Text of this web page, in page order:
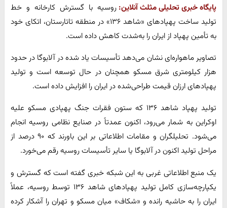
پایگاه خبری تحلیلی مثلث آنلاین: روسیه با گسترش کارخانه و خط
تولید ساخت پهپادهای «شاهد ۱۳۶» در منطقه تاتارستان، اتکای خود
به تأمین پهپاد از ایران را به‌شدت کاهش داده است.
تصاویر ماهواره‌ای نشان می‌دهد تأسیسات یاد شده در آلابوگا در حدود
هزار کیلومتری شرق مسکو همچنان در حال توسعه است و تولید
پهپادهای ارزان قیمت طراحی‌شده در ایران را افزایش داده است.
تولید پهپاد شاهد ۱۳۶ که ستون فقرات جنگ پهپادی مسکو علیه
اوکراین به شمار می‌رود، اکنون عمدتاً در صنایع نظامی روسیه انجام
می‌شود. تحلیلگران و مقامات اطلاعاتی بر این باورند که ۹۰ درصد از
مراحل تولید اکنون در آلابوگا یا سایر تأسیسات روسیه رقم می‌خورد.
یک منبع اطلاعاتی غربی به این شبکه خبری گفته است که گسترش و
یکپارچه‌سازی کامل تولید پهپادهای شاهد ۱۳۶ توسط روسیه، عملاً
ایران را به حاشیه رانده و «شکاف» میان مسکو و تهران را آشکار کرده